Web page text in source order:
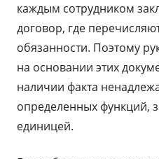
каждым сотрудником
договор, где
обязанности. Поэтому
на основании этих
наличии факта
определенных функций,
единицей.